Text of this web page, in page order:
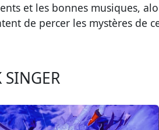
et les bonnes musiques,
de percer les mystères de
SINGER